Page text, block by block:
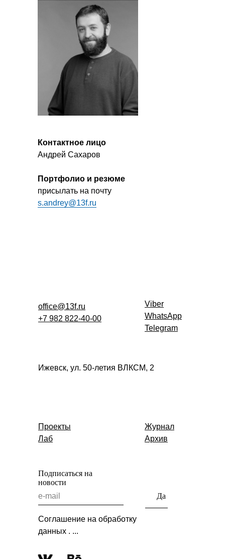
ними работать.
Контактное лицо
Андрей Сахаров
Портфолио и резюме
присылать на почту
s.andrey@13f.ru
office@13f.ru
+7 982 822-40-00
Viber
WhatsApp
Telegram
Ижевск, ул. 50-летия ВЛКСМ, 2
Подписаться на
новости
Да
Соглашение на обработку
данных . ...
Проекты
Лаб
Журнал
Архив